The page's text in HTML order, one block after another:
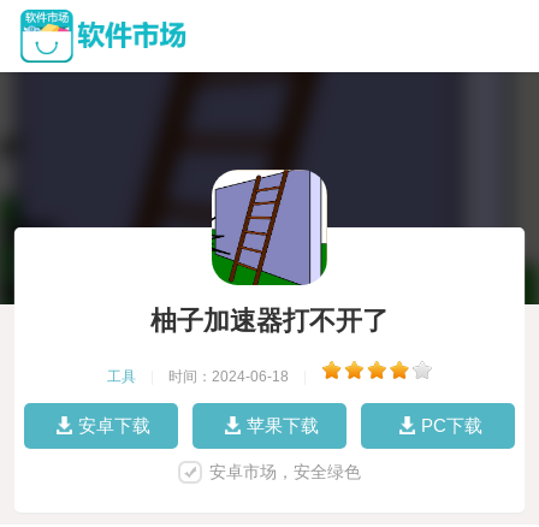
柚子加速器打不开了
工具 时间：2024-06-18
安卓下载 苹果下载 PC下载
安卓市场，安全绿色